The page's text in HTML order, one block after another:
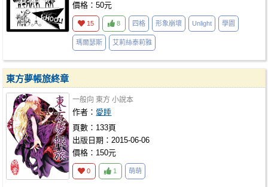
價格：50元
15 8 四格 形象崩壞 Unlight 學園
瑪爾瑟斯 艾莉絲泰莉雅
東方夢帳旅終章
一般向 東方 小說本
作者： 愛睡
頁數：133頁
出版日期：2015-06-06
價格：150元
0 1 萌萌